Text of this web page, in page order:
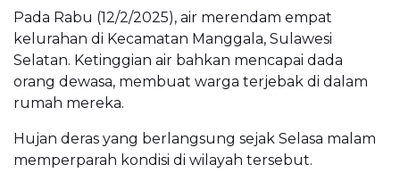
Pada Rabu (12/2/2025), air merendam empat
kelurahan di Kecamatan Manggala, Sulawesi
Selatan. Ketinggian air bahkan mencapai dada
orang dewasa, membuat warga terjebak di dalam
rumah mereka.
Hujan deras yang berlangsung sejak Selasa malam
memperparah kondisi di wilayah tersebut.